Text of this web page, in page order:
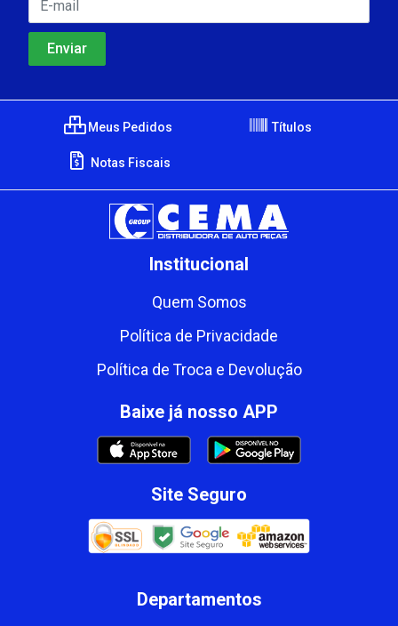
Meus Pedidos Títulos
Notas Fiscais
Institucional
Quem Somos
Política de Privacidade
Política de Troca e Devolução
Baixe já nosso APP
Site Seguro
Departamentos